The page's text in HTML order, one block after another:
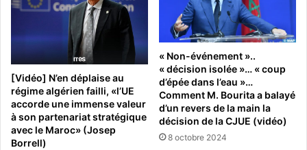
[Vidéo] N’en déplaise au
régime algérien failli, «l’UE
accorde une immense valeur
à son partenariat stratégique
avec le Maroc» (Josep
Borrell)
« Non-événement »..
« décision isolée »… « coup
d’épée dans l’eau »…
Comment M. Bourita a balayé
d’un revers de la main la
décision de la CJUE (vidéo)
8 octobre 2024